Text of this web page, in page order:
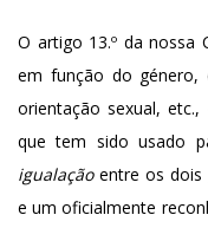
O artigo 13.º da nossa
em função do género,
orientação sexual,
que tem sido usado
igualaçãoentre os dois
e um oficialmente